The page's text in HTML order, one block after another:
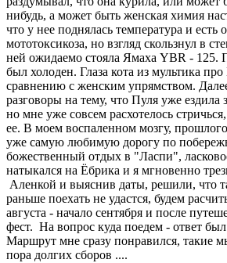
нибудь, а может быть женская химия
что у нее поднялась температура и есть
мототоксикоза, но взгляд скользнул в
ней ожидаемо стояла Ямаха YBR - 125.
был холоден. Глаза кота из мультика
сравнению с женским упрямством.
разговоры на тему, что Пуля уже ездила
но мне уже совсем расхотелось
ее. В моем воспаленном мозгу,
уже самую любимую дорогу по
божественный отдых в "Ласпи",
натыкался на Ёбрика и я мгновенно
Аленкой и выяснив даты, решили, что
раньше поехать не удастся, будем
августа - начало сентября и после
фест. На вопрос куда поедем - ответ
Маршрут мне сразу понравился, такие
пора долгих сборов ....